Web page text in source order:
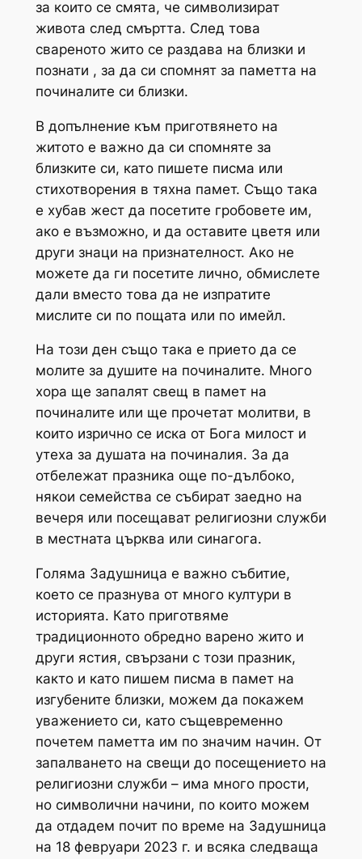
за които се смята, че символизират
живота след смъртта. След това
свареното жито се раздава на близки и
познати , за да си спомнят за паметта на
починалите си близки.
В допълнение към приготвянето на
житото е важно да си спомняте за
близките си, като пишете писма или
стихотворения в тяхна памет. Също така
е хубав жест да посетите гробовете им,
ако е възможно, и да оставите цветя или
други знаци на признателност. Ако не
можете да ги посетите лично, обмислете
дали вместо това да не изпратите
мислите си по пощата или по имейл.
На този ден също така е прието да се
молите за душите на починалите. Много
хора ще запалят свещ в памет на
починалите или ще прочетат молитви, в
които изрично се иска от Бога милост и
утеха за душата на починалия. За да
отбележат празника още по-дълбоко,
някои семейства се събират заедно на
вечеря или посещават религиозни служби
в местната църква или синагога.
Голяма Задушница е важно събитие,
което се празнува от много култури в
историята. Като приготвяме
традиционното обредно варено жито и
други ястия, свързани с този празник,
както и като пишем писма в памет на
изгубените близки, можем да покажем
уважението си, като същевременно
почетем паметта им по значим начин. От
запалването на свещи до посещението на
религиозни служби – има много прости,
но символични начини, по които можем
да отдадем почит по време на Задушница
на 18 февруари 2023 г. и всяка следваща